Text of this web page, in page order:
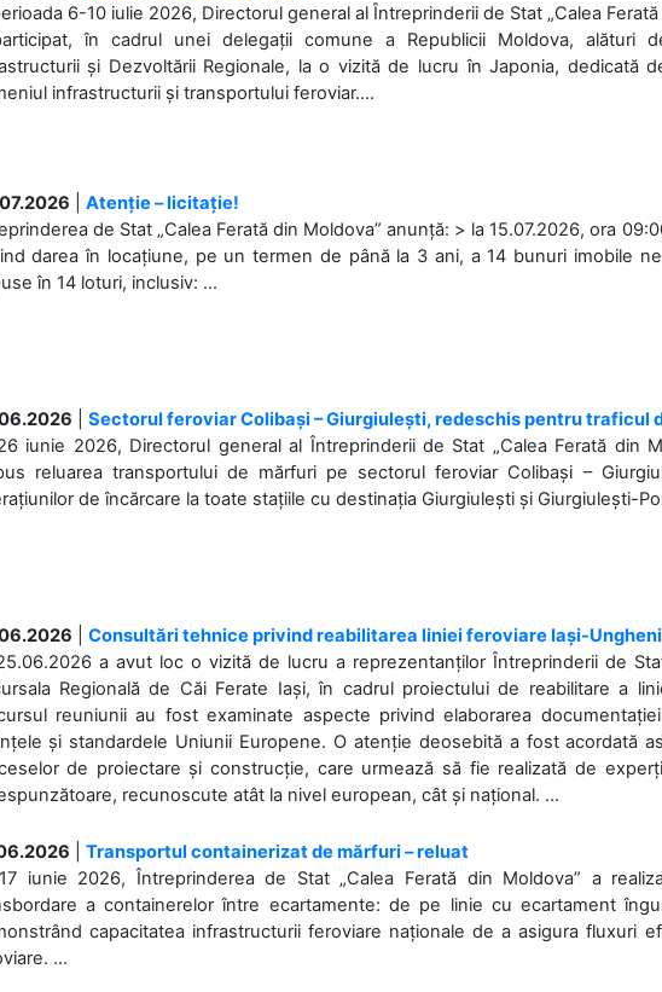
6-10 iulie 2026, Directorul general al Întreprinderii de Stat „Calea
în cadrul unei delegații comune a Republicii Moldova, alături
și Dezvoltării Regionale, la o vizită de lucru în Japonia, dedicată
infrastructurii și transportului feroviar....
Atenție – licitație!
de Stat „Calea Ferată din Moldova” anunță: > la 15.07.2026, ora
darea în locațiune, pe un termen de până la 3 ani, a 14 bunuri imobile
în 14 loturi, inclusiv: ...
Sectorul feroviar Colibași – Giurgiulești, redeschis pentru traficul
iunie 2026, Directorul general al Întreprinderii de Stat „Calea Ferată din
reluarea transportului de mărfuri pe sectorul feroviar Colibași –
de încărcare la toate stațiile cu destinația Giurgiulești și Giurgiulești-
Consultări tehnice privind reabilitarea liniei feroviare Iași-Ungheni
a avut loc o vizită de lucru a reprezentanților Întreprinderii de
Regională de Căi Ferate Iași, în cadrul proiectului de reabilitare a
reuniunii au fost examinate aspecte privind elaborarea
și standardele Uniunii Europene. O atenție deosebită a fost acordată
de proiectare și construcție, care urmează să fie realizată de
recunoscute atât la nivel european, cât și național. ...
Transportul containerizat de mărfuri – reluat
iunie 2026, Întreprinderea de Stat „Calea Ferată din Moldova” a
a containerelor între ecartamente: de pe linie cu ecartament
capacitatea infrastructurii feroviare naționale de a asigura fluxuri
...